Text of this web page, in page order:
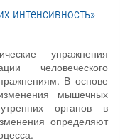
интенсивность»
упражнения
человеческого
В основе
мышечных
органов в
определяют